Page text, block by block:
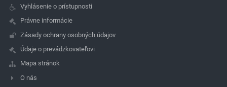
Vyhlásenie o prístupnosti
Právne informácie
Zásady ochrany osobných údajov
Údaje o prevádzkovateľovi
Mapa stránok
O nás